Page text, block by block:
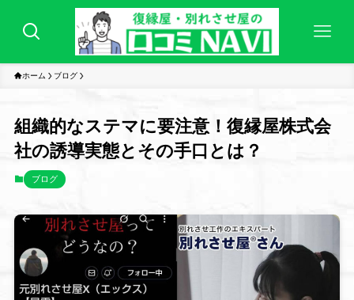
ホーム ブログ
組織的なステマに要注意！復縁屋株式会
社の誘導実態とその手口とは？
ブログ